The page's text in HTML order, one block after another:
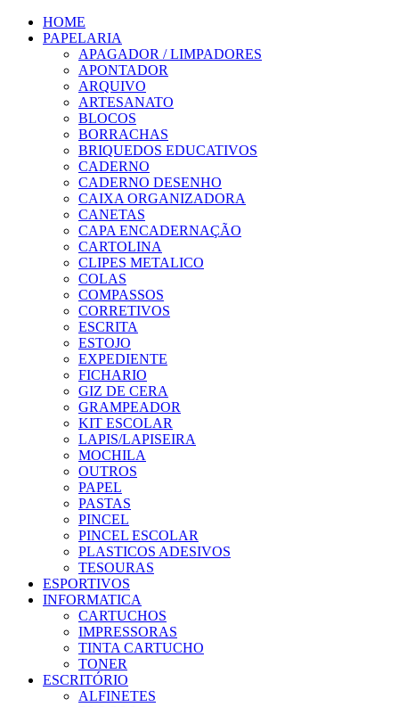
HOME
PAPELARIA
APAGADOR / LIMPADORES
APONTADOR
ARQUIVO
ARTESANATO
BLOCOS
BORRACHAS
BRIQUEDOS EDUCATIVOS
CADERNO
CADERNO DESENHO
CAIXA ORGANIZADORA
CANETAS
CAPA ENCADERNAÇÃO
CARTOLINA
CLIPES METALICO
COLAS
COMPASSOS
CORRETIVOS
ESCRITA
ESTOJO
EXPEDIENTE
FICHARIO
GIZ DE CERA
GRAMPEADOR
KIT ESCOLAR
LAPIS/LAPISEIRA
MOCHILA
OUTROS
PAPEL
PASTAS
PINCEL
PINCEL ESCOLAR
PLASTICOS ADESIVOS
TESOURAS
ESPORTIVOS
INFORMATICA
CARTUCHOS
IMPRESSORAS
TINTA CARTUCHO
TONER
ESCRITÓRIO
ALFINETES